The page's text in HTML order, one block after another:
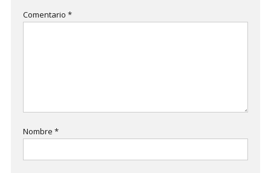
Comentario *
Nombre *